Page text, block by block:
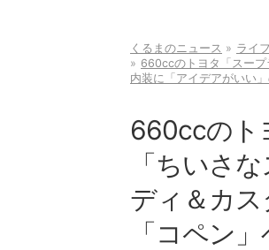
くるまのニュース
ライフ
660ccのトヨタ「スープ
内装に「アイデアがいい
660ccのト
「ちいさ
ディ＆カス
「コペン